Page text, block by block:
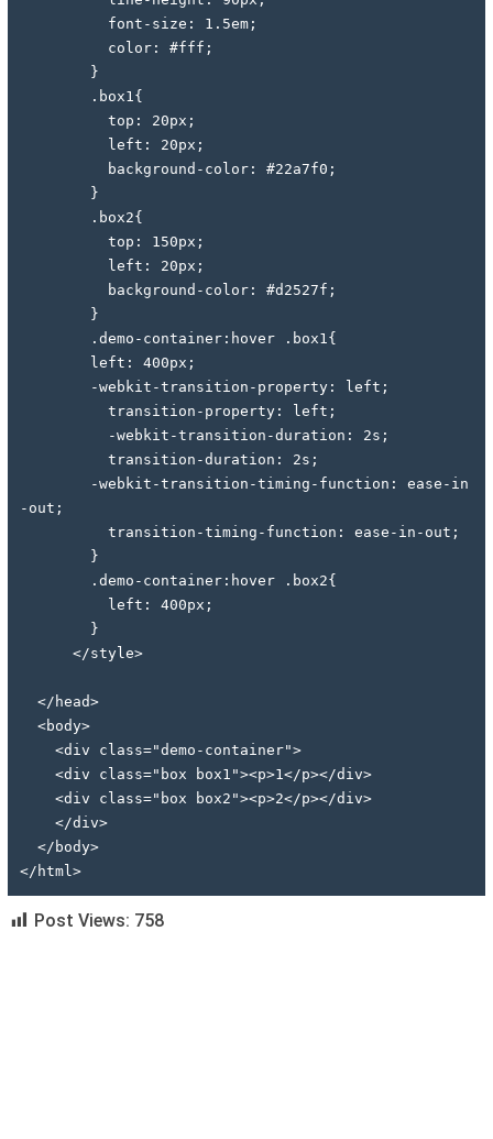
          font-size: 1.5em;
          color: #fff;
        }
        .box1{
          top: 20px;
          left: 20px;
          background-color: #22a7f0;
        }
        .box2{
          top: 150px;
          left: 20px;
          background-color: #d2527f;
        }
        .demo-container:hover .box1{
        left: 400px;
        -webkit-transition-property: left;
          transition-property: left;
          -webkit-transition-duration: 2s;
          transition-duration: 2s;
-out;
          transition-timing-function: ease-in-out;
        }
        .demo-container:hover .box2{
          left: 400px;
        }
      </style>
  </head>
  <body>
    <div class="demo-container">
    <div class="box box1"><p>1</p></div>
    <div class="box box2"><p>2</p></div>
    </div>
  </body>
</html>
Post Views: 758